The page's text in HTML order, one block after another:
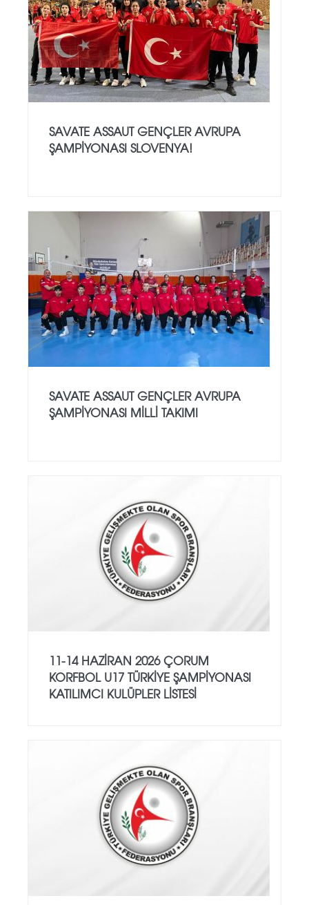
SAVATE ASSAUT GENÇLER AVRUPA
ŞAMPİYONASI SLOVENYA!
SAVATE ASSAUT GENÇLER AVRUPA
ŞAMPİYONASI MİLLİ TAKIMI
11-14 HAZİRAN 2026 ÇORUM
KORFBOL U17 TÜRKİYE ŞAMPİYONASI
KATILIMCI KULÜPLER LİSTESİ